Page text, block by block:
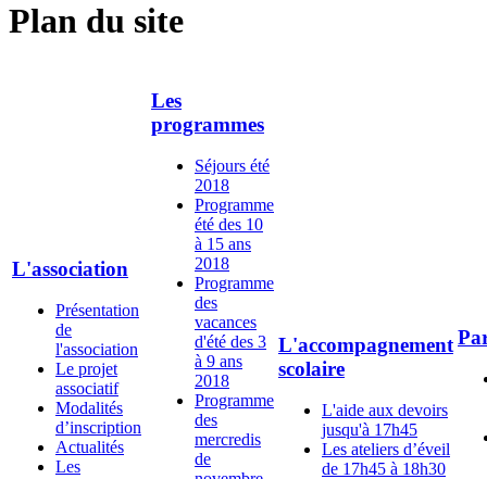
Plan du site
L'association
Présentation
de
l'association
Le projet
associatif
Modalités
d’inscription
Actualités
Les
Les
programmes
Séjours été
2018
Programme
été des 10
à 15 ans
2018
Programme
des
vacances
d'été des 3
à 9 ans
2018
Programme
des
mercredis
de
L'accompagnement
scolaire
L'aide aux devoirs
jusqu'à 17h45
Les ateliers d’éveil
de 17h45 à 18h30